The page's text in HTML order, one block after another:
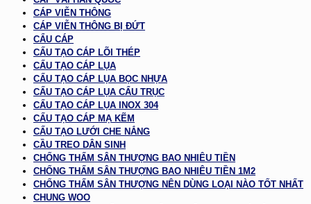
CÁP VIỄN THÔNG
CÁP VIỄN THÔNG BỊ ĐỨT
CẨU CÁP
CẤU TẠO CÁP LÕI THÉP
CẤU TẠO CÁP LỤA
CẤU TẠO CÁP LỤA BỌC NHỰA
CẤU TẠO CÁP LỤA CẨU TRỤC
CẤU TẠO CÁP LỤA INOX 304
CẤU TẠO CÁP MẠ KẼM
CẤU TẠO LƯỚI CHE NẮNG
CẦU TREO DÂN SINH
CHỐNG THẤM SÂN THƯỢNG BAO NHIÊU TIỀN
CHỐNG THẤM SÂN THƯỢNG BAO NHIÊU TIỀN 1M2
CHỐNG THẤM SÂN THƯỢNG NÊN DÙNG LOẠI NÀO TỐT NHẤT
CHUNG WOO